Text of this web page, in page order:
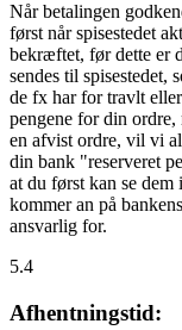
Når betalingen
først når spisestedet
bekræftet, før dette er
sendes til spisestedet,
de fx har for travlt
pengene for din
en afvist ordre, vil vi
din bank "reserveret
at du først kan se
kommer an på
ansvarlig for.
5.4
Afhentningstid: